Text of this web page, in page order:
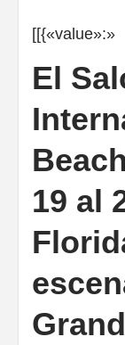
[[{«value»:»
El
19 al